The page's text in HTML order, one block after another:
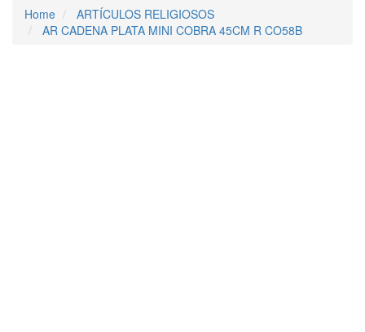
Home
ARTÍCULOS RELIGIOSOS
AR CADENA PLATA MINI COBRA 45CM R CO58B